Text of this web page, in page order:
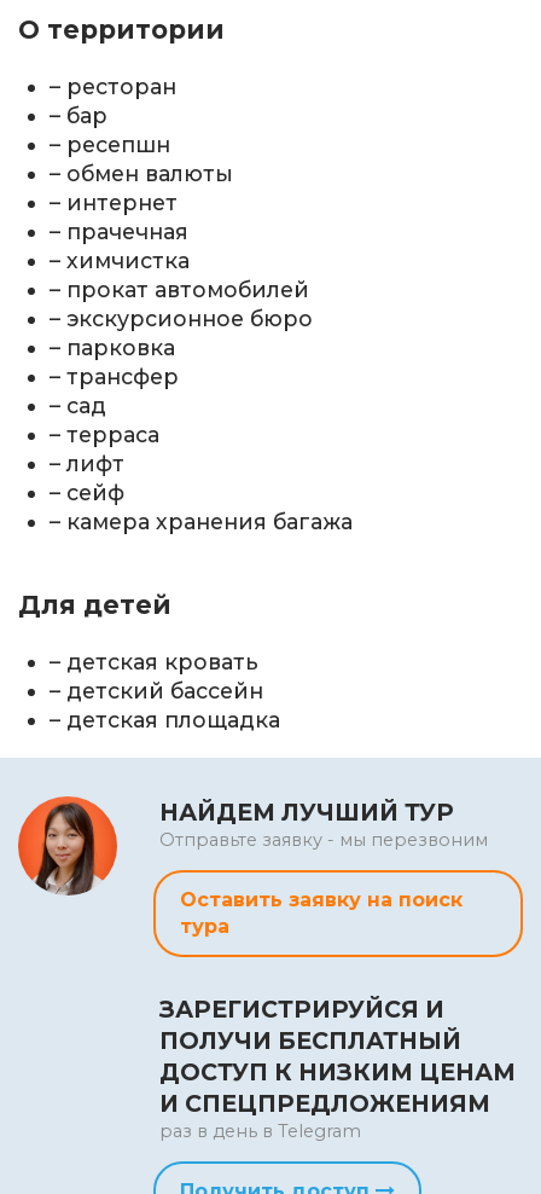
О территории
– ресторан
– бар
– ресепшн
– обмен валюты
– интернет
– прачечная
– химчистка
– прокат автомобилей
– экскурсионное бюро
– парковка
– трансфер
– сад
– терраса
– лифт
– сейф
– камера хранения багажа
Для детей
– детская кровать
– детский бассейн
– детская площадка
НАЙДЕМ ЛУЧШИЙ ТУР
Отправьте заявку - мы перезвоним
Оставить заявку на поиск
тура
ЗАРЕГИСТРИРУЙСЯ И
ПОЛУЧИ БЕСПЛАТНЫЙ
ДОСТУП К НИЗКИМ ЦЕНАМ
И СПЕЦПРЕДЛОЖЕНИЯМ
раз в день в Telegram